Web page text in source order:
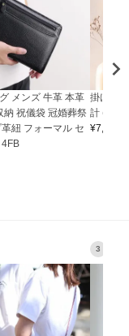
メンズ 牛革 本革
納 祝儀袋 冠婚葬祭
紐 フォーマル セ
掛け時
計
¥7,150
3